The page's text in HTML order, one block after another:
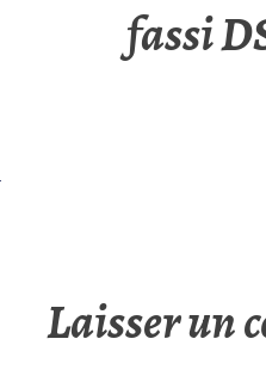
fassi
Laisser un